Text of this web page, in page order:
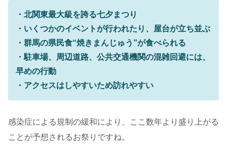
・北関東最大級を誇る七夕まつり
・いくつかのイベントが行われたり、屋台が立ち並ぶ
・群馬の県民食“焼きまんじゅう”が食べられる
・駐車場、周辺道路、公共交通機関の混雑回避には、
早めの行動
・アクセスはしやすいため訪れやすい
感染症による規制の緩和により、ここ数年より盛り上がる
ことが予想されるお祭りですね。